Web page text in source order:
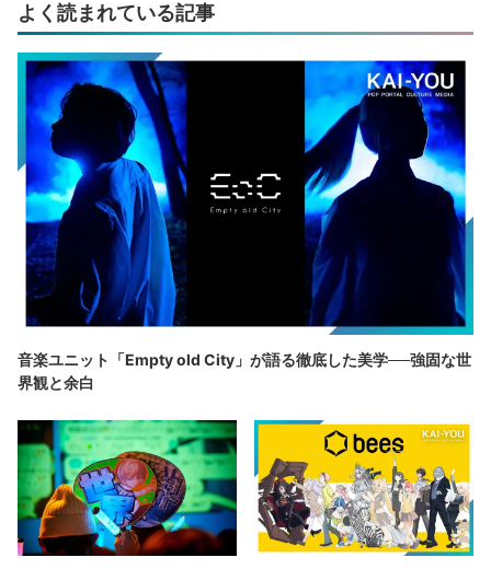
よく読まれている記事
音楽ユニット「Empty old City」が語る徹底した美学──強固な世
界観と余白